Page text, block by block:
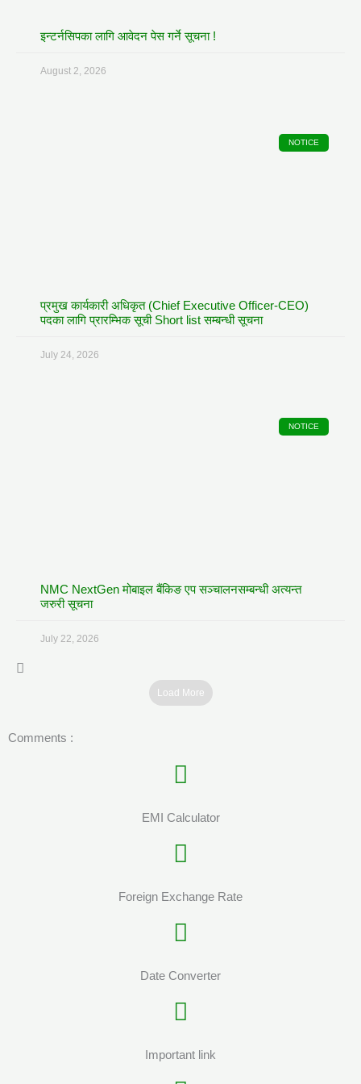
इन्टर्नसिपका लागि आवेदन पेस गर्ने सूचना !
August 2, 2026
NOTICE
प्रमुख कार्यकारी अधिकृत (Chief Executive Officer-CEO)
पदका लागि प्रारम्भिक सूची Short list सम्बन्धी सूचना
July 24, 2026
NOTICE
NMC NextGen मोबाइल बैंकिङ एप सञ्चालनसम्बन्धी अत्यन्त
जरुरी सूचना
July 22, 2026
Load More
Comments :
EMI Calculator
Foreign Exchange Rate
Date Converter
Important link